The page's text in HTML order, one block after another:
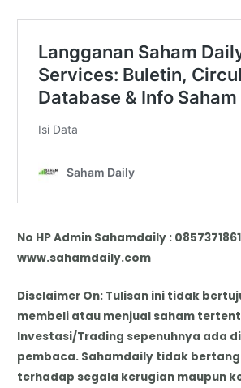
No HP Admin Sahamdaily :
www.sahamdaily.com
Disclaimer On: Tulisan ini tidak
membeli atau menjual saham
Investasi/Trading sepenuhnya ada
pembaca. Sahamdaily tidak
terhadap segala kerugian maupun